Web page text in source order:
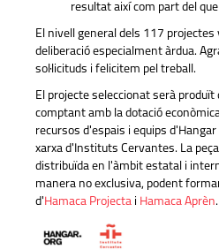
resultat així com part del
El nivell general dels 117
deliberació especialment àrdua.
sol·licituds i felicitem pel treball.
El projecte seleccionat serà
comptant amb la dotació
recursos d'espais i equips
xarxa d'Instituts Cervantes. La
distribuïda en l'àmbit estatal i
manera no exclusiva, podent
d'Hamaca Projecta i Hamaca Aprèn.